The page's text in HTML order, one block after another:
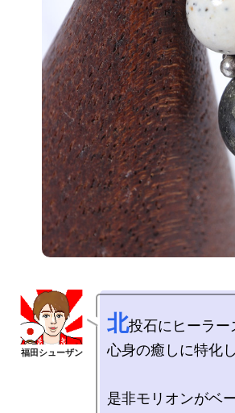
北投石にヒーラ
心身の癒しに特化
是非モリオンがベ